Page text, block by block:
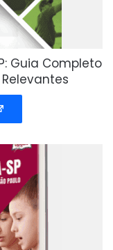
Guia Completo